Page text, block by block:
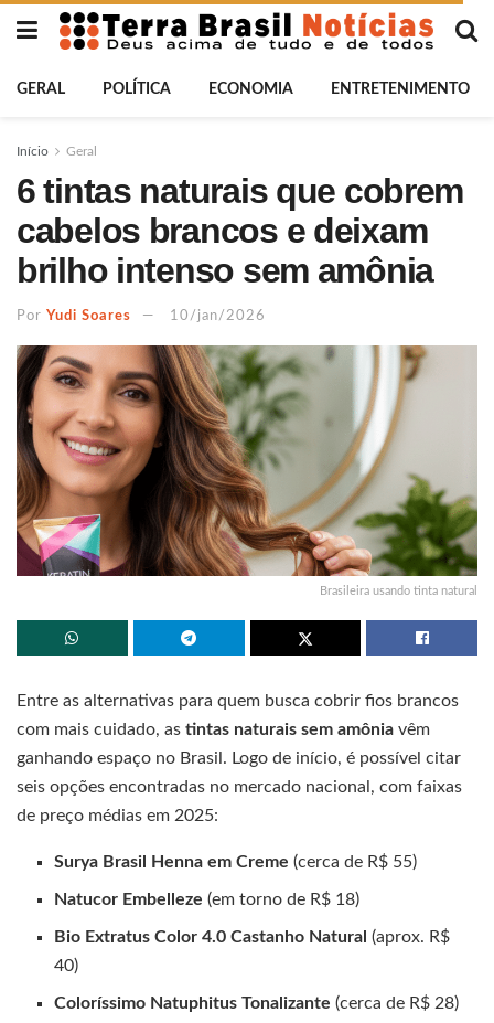
GERAL POLÍTICA ECONOMIA ENTRETENIMENTO
Início Geral
6 tintas naturais que cobrem
cabelos brancos e deixam
brilho intenso sem amônia
Por Yudi Soares 10/jan/2026
Brasileira usando tinta natural
Entre as alternativas para quem busca cobrir fios brancos
com mais cuidado, as tintas naturais sem amônia vêm
ganhando espaço no Brasil. Logo de início, é possível citar
seis opções encontradas no mercado nacional, com faixas
de preço médias em 2025:
Surya Brasil Henna em Creme (cerca de R$ 55)
Natucor Embelleze (em torno de R$ 18)
Bio Extratus Color 4.0 Castanho Natural (aprox. R$
40)
Coloríssimo Natuphitus Tonalizante (cerca de R$ 28)